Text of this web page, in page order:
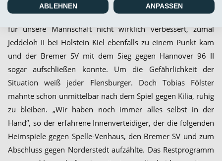
Mit dem 0:0 gegen Kilia Kiel hat sich die Tabellensituation
für unsere Mannschaft nicht wirklich verbessert, zumal
Jeddeloh II bei Holstein Kiel ebenfalls zu einem Punkt kam
und der Bremer SV mit dem Sieg gegen Hannover 96 II
sogar aufschließen konnte. Um die Gefährlichkeit der
Situation weiß jeder Flensburger. Doch Tobias Fölster
mahnte schon unmittelbar nach dem Spiel gegen Kilia, ruhig
zu bleiben. „Wir haben noch immer alles selbst in der
Hand“, so der erfahrene Innenverteidiger, der die folgenden
Heimspiele gegen Spelle-Venhaus, den Bremer SV und zum
Abschluss gegen Norderstedt aufzählte. Das Restprogramm
ABLEHNEN ANPASSEN